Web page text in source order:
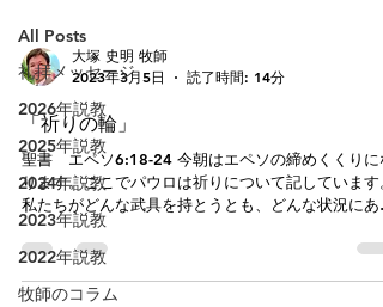
All Posts
礼拝メッセージ
2026年説教
2025年説教
2024年説教
2023年説教
2022年説教
牧師のコラム
大塚 史明 牧師
2023年3月5日
読了時間: 14分
「祈りの輪」
聖書 エペソ6:18-24 今朝はエペソの締めくくりに
ります。ここでパウロは祈りについて記しています
私たちがどんな武具を持とうとも、どんな状況にあ
うとも、どんな計画があろうとも「祈り」を手放す
とがないように薦めています。私たちは生活のため
て計画、実行をしますが、それでは不十分です。祈